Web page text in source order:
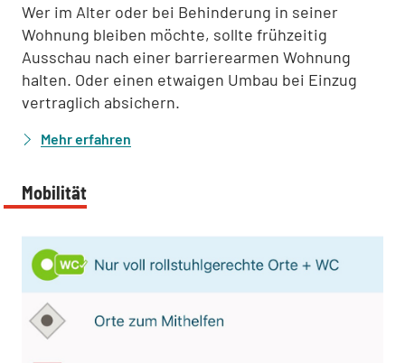
Wer im Alter oder bei Behinderung in seiner
Wohnung bleiben möchte, sollte frühzeitig
Ausschau nach einer barrierearmen Wohnung
halten. Oder einen etwaigen Umbau bei Einzug
vertraglich absichern.
Mehr erfahren
Mobilität